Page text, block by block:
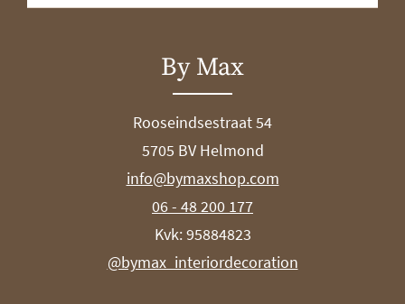
By Max
Rooseindsestraat 54
5705 BV Helmond
info@bymaxshop.com
06 - 48 200 177
Kvk: 95884823
@bymax_interiordecoration